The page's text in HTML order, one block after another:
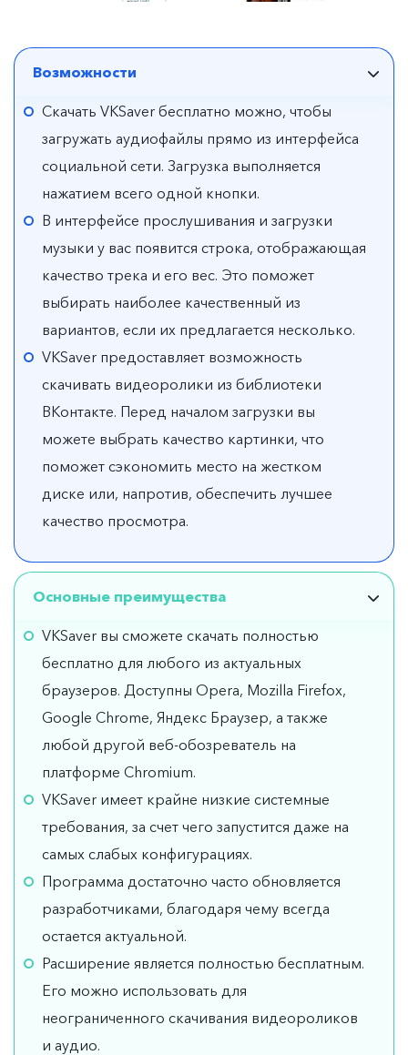
Возможности
Скачать VKSaver бесплатно можно, чтобы
загружать аудиофайлы прямо из интерфейса
социальной сети. Загрузка выполняется
нажатием всего одной кнопки.
В интерфейсе прослушивания и загрузки
музыки у вас появится строка, отображающая
качество трека и его вес. Это поможет
выбирать наиболее качественный из
вариантов, если их предлагается несколько.
VKSaver предоставляет возможность
скачивать видеоролики из библиотеки
ВКонтакте. Перед началом загрузки вы
можете выбрать качество картинки, что
поможет сэкономить место на жестком
диске или, напротив, обеспечить лучшее
качество просмотра.
Основные преимущества
VKSaver вы сможете скачать полностью
бесплатно для любого из актуальных
браузеров. Доступны Opera, Mozilla Firefox,
Google Chrome, Яндекс Браузер, а также
любой другой веб-обозреватель на
платформе Chromium.
VKSaver имеет крайне низкие системные
требования, за счет чего запустится даже на
самых слабых конфигурациях.
Программа достаточно часто обновляется
разработчиками, благодаря чему всегда
остается актуальной.
Расширение является полностью бесплатным.
Его можно использовать для
неограниченного скачивания видеороликов
и аудио.